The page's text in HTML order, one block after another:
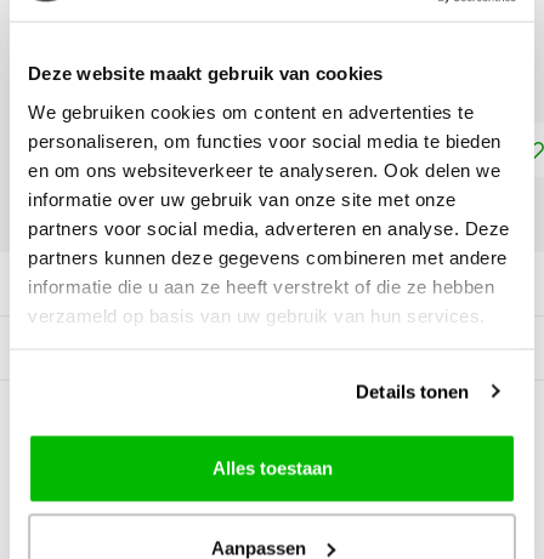
Deze website maakt gebruik van cookies
We gebruiken cookies om content en advertenties te
personaliseren, om functies voor social media te bieden
en om ons websiteverkeer te analyseren. Ook delen we
informatie over uw gebruik van onze site met onze
partners voor social media, adverteren en analyse. Deze
partners kunnen deze gegevens combineren met andere
informatie die u aan ze heeft verstrekt of die ze hebben
verzameld op basis van uw gebruik van hun services.
Details tonen
Alles toestaan
Aanpassen
meer
Toevoegen aan winkelwagen
Productomschrijving
0Reviews